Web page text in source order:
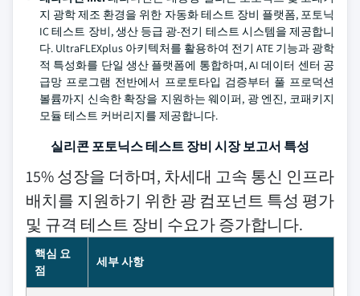
지 광학 제조 환경을 위한 자동화 테스트 장비 플랫폼, 포토닉
IC 테스트 장비, 생산 등급 광-전기 테스트 시스템을 제공합니
다. UltraFLEXplus 아키텍처를 활용하여 전기 ATE 기능과 광학
적 특성화를 단일 생산 플랫폼에 통합하며, AI 데이터 센터 공
급망 프로그램 전반에서 프로토타입 검증부터 풀 프로덕션
볼륨까지 신속한 확장을 지원하는 웨이퍼, 광 엔진, 코패키지
모듈 테스트 커버리지를 제공합니다.
실리콘 포토닉스 테스트 장비 시장 보고서 특성
15% 성장을 더하며, 차세대 고속 통신 인프라
배치를 지원하기 위한 광 컴포넌트 특성 평가
및 규격 테스트 장비 수요가 증가합니다.
핵심 요
점
세부 사항